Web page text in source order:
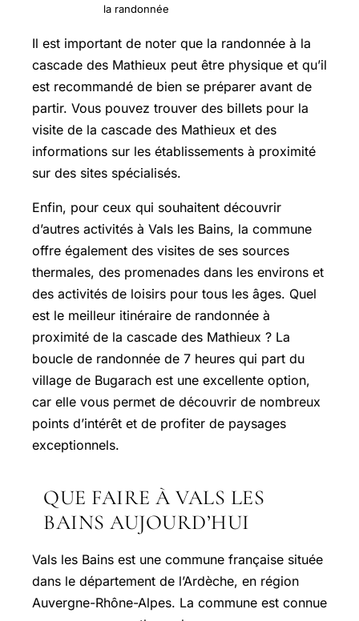
la randonnée
Il est important de noter que la randonnée à la
cascade des Mathieux peut être physique et qu’il
est recommandé de bien se préparer avant de
partir. Vous pouvez trouver des billets pour la
visite de la cascade des Mathieux et des
informations sur les établissements à proximité
sur des sites spécialisés.
Enfin, pour ceux qui souhaitent découvrir
d’autres activités à Vals les Bains, la commune
offre également des visites de ses sources
thermales, des promenades dans les environs et
des activités de loisirs pour tous les âges. Quel
est le meilleur itinéraire de randonnée à
proximité de la cascade des Mathieux ? La
boucle de randonnée de 7 heures qui part du
village de Bugarach est une excellente option,
car elle vous permet de découvrir de nombreux
points d’intérêt et de profiter de paysages
exceptionnels.
QUE FAIRE À VALS LES
BAINS AUJOURD’HUI
Vals les Bains est une commune française située
dans le département de l’Ardèche, en région
Auvergne-Rhône-Alpes. La commune est connue